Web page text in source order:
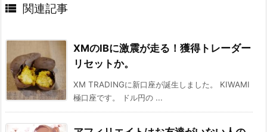
 関連記事
XMのIBに激震が走る！獲得トレーダー
リセットか。
XM TRADINGに新口座が誕生しました。 KIWAMI
極口座です。 ドル円の ...